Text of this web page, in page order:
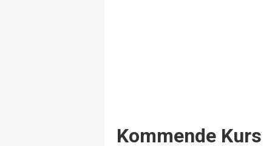
Events
Kommende Kurs